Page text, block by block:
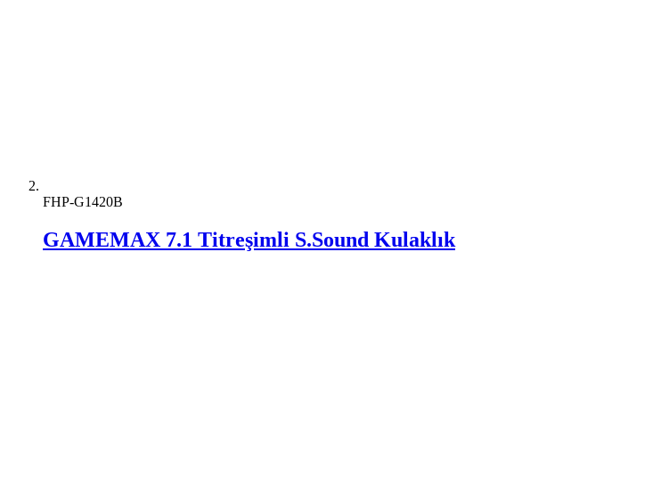
FHP-G1420B
GAMEMAX 7.1 Titreşimli S.Sound Kulaklık